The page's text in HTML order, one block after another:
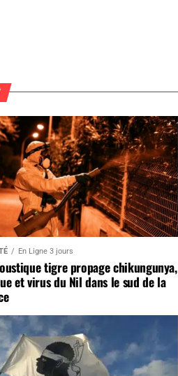
En Ligne 3 jours
tigre propage chikungunya,
et virus du Nil dans le sud de la